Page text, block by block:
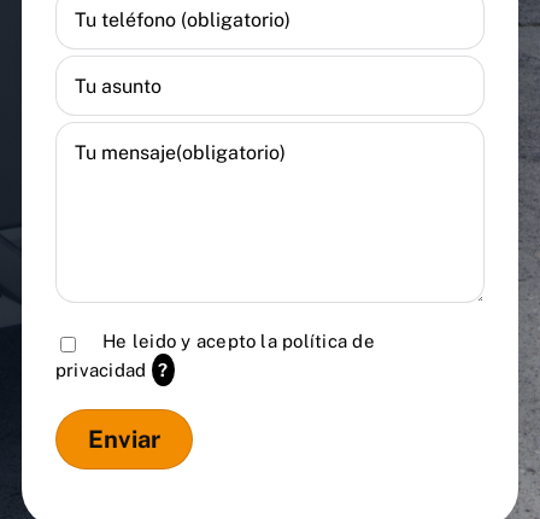
He leido y acepto la política de
privacidad
?